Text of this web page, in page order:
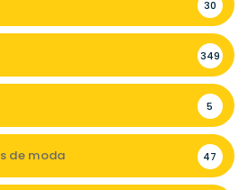
30
349
5
de moda 47